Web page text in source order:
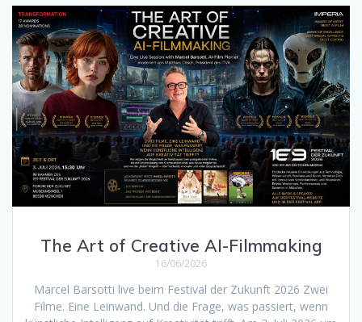
The Art of Creative AI-Filmmaking
16/06/2026
Marcel Barsotti live beim Festival der Zukunft 2026 Zwei
Filme. Eine Leinwand. Und die Frage, was passiert, wenn